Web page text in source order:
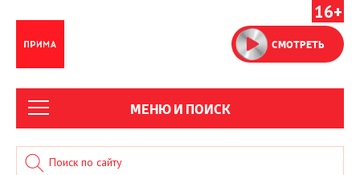
16+
СМОТРЕТЬ
МЕНЮ И ПОИСК